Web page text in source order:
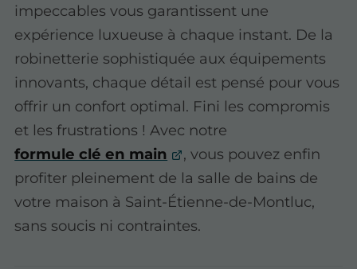
impeccables vous garantissent une
expérience luxueuse à chaque instant. De la
robinetterie sophistiquée aux équipements
innovants, chaque détail est pensé pour vous
offrir un confort optimal. Fini les compromis
et les frustrations ! Avec notre
formule clé en main
, vous pouvez enfin
profiter pleinement de la salle de bains de
votre maison à Saint-Étienne-de-Montluc,
sans soucis ni contraintes.